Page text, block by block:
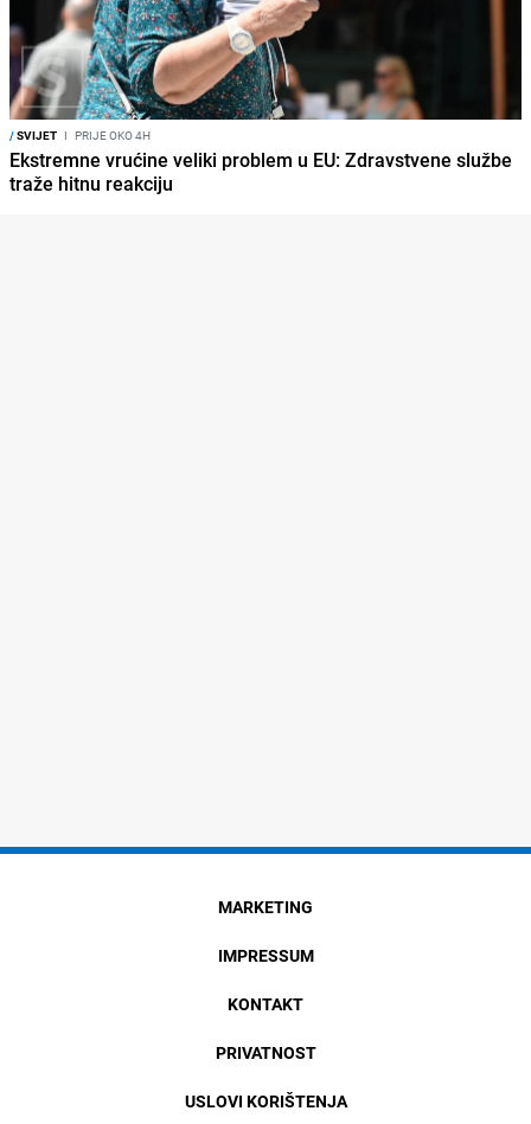
/SVIJET I PRIJE OKO 4H
Ekstremne vrućine veliki problem u EU: Zdravstvene službe
traže hitnu reakciju
MARKETING
IMPRESSUM
KONTAKT
PRIVATNOST
USLOVI KORIŠTENJA